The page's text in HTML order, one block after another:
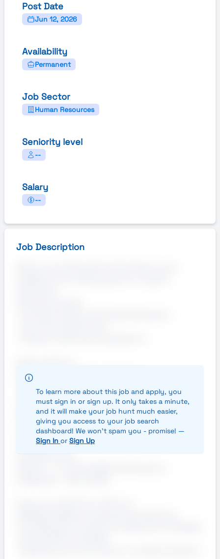
Post Date
Jun 12, 2026
Availability
Permanent
Job Sector
Human Resources
Seniority level
--
Salary
--
Job Description
Dal lunedì al venerdì, su due turni:
• 9:00 – 17:00
Contratto:
Inserimento iniziale in somministrazione, con
concrete possibilità di assunzione a lungo
termine
To learn more about this job and apply, you
must sign in or sign up. It only takes a minute,
and it will make your job hunt much easier,
giving you access to your job search
dashboard! We won't spam you - promise! —
Sign In or Sign Up